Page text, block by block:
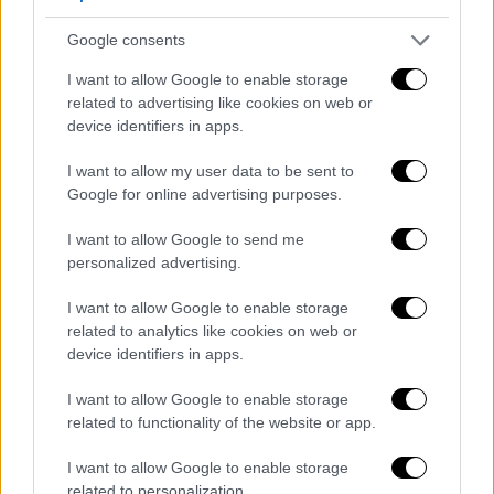
Google consents
I want to allow Google to enable storage
related to advertising like cookies on web or
device identifiers in apps.
I want to allow my user data to be sent to
Google for online advertising purposes.
I want to allow Google to send me
personalized advertising.
I want to allow Google to enable storage
related to analytics like cookies on web or
device identifiers in apps.
I want to allow Google to enable storage
related to functionality of the website or app.
I want to allow Google to enable storage
related to personalization.
κατέλαβαντο Τελ Ριφάατ από τις Συριακές
Κούρδων ή SDF.
Όσοι επέστρεψαν στο Τελ Ριφάατ από τότε
αντιμετώπισαν μια απροσδόκητη ανακάλυψη
ένα τεράστιο δίκτυο υπόγειων σηράγγων
που οι τοπικές αρχές λένε ότι σκάφτηκαν
κατά την περίοδο που οι SDF έλεγχαν την
περιοχή
Το δίκτυο, που κατασκευάστηκε για
στρατιωτική χρήση, τρέχει κάτω από σπίτια,
αποδυναμώνοντας τις δομές στο έδαφος
. Μερικοί τοίχοι έχουν ραγίσει και ό,τι
έχει απομείνει βρίσκεται σε ασταθή βάση,